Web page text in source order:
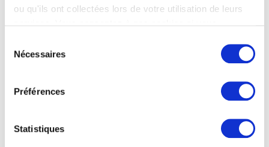
ou qu'ils ont collectées lors de votre utilisation de leurs
Nécessaires
Préférences
Statistiques